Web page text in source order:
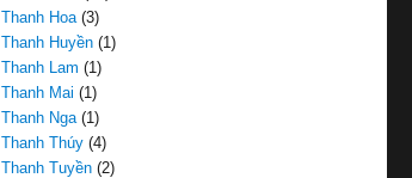
Thanh Hoa(3)
Thanh Huyền (1)
Thanh Lam (1)
Thanh Mai (1)
Thanh Nga(1)
Thanh Thúy (4)
Thanh Tuyền (2)